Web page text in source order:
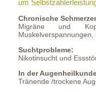
um
Chronische
Migräne und
Muskelverspannungen,
Suchtprobleme:
Nikotinsucht und
In der
Tränende /trockene